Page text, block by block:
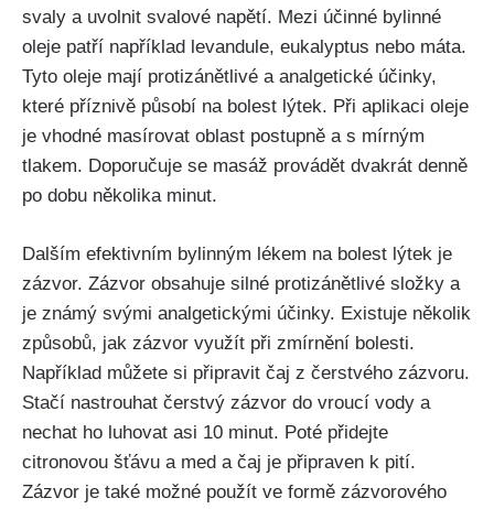
svaly ‌a uvolnit svalové napětí. Mezi účinné bylinné
oleje patří⁣ například levandule, eukalyptus nebo máta.
‍Tyto ‌oleje mají protizánětlivé⁣ a analgetické účinky,
které příznivě působí‌ na bolest lýtek. Při aplikaci oleje
je vhodné masírovat oblast⁣ postupně a s mírným
tlakem. Doporučuje se masáž provádět dvakrát denně
po dobu několika minut.
Dalším efektivním⁤ bylinným lékem​ na⁤ bolest⁤ lýtek je
zázvor. Zázvor obsahuje silné⁤ protizánětlivé ‌složky a⁢
je známý⁣ svými⁤ analgetickými ‌účinky. Existuje několik‍
způsobů, jak⁤ zázvor využít při zmírnění bolesti.
Například můžete si⁤ připravit ‍čaj z čerstvého zázvoru.
Stačí‌ nastrouhat čerstvý zázvor do ‍vroucí vody a
nechat ho luhovat asi 10‌ minut.⁢ Poté ⁤přidejte⁣
citronovou šťávu a med a čaj je připraven k pití.
⁣Zázvor‌ je‌ také možné použít ve formě zázvorového